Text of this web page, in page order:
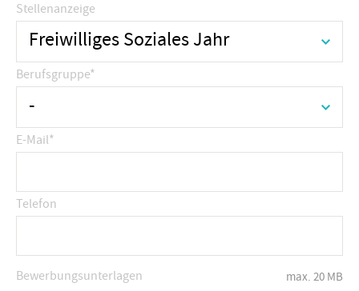
Stellenanzeige
Freiwilliges Soziales Jahr
Berufsgruppe*
-
E-Mail*
Telefon
Bewerbungsunterlagen max. 20 MB